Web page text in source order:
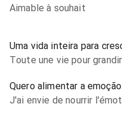
Aimable à souhait
Uma vida inteira para
Toute une vie pour grandir
Quero alimentar a
J'ai envie de nourrir